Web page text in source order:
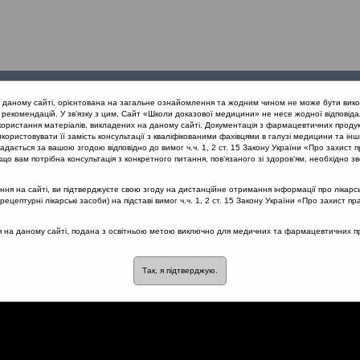
заходи
проекту
на стан здоров'я населення та звертання до закладів
медицині
даному сайті, орієнтована на загальне ознайомлення та жодним чином не може бути
У зв’язку з цим, Сайт «Школи доказової медицини» не несе жодної
матеріалів, викладених на даному сайті. Документація з фармацевтичних
її замість консультації з кваліфікованими фахівцями в галузі медицини та
за вашою згодою відповідно до вимог ч.ч. 1, 2 ст. 15 Закону України «Про захист
потрібна консультація з конкретного питання, пов’язаного зі здоров’ям, необхідно
на сайті, ви підтверджуєте свою згоду на дистанційне отримання інформації про
лікарські засоби) на підставі вимог ч.ч. 1, 2 ст. 15 Закону України «Про захист
на даному сайті, подана з освітньою метою виключно для медичних та фармацевтичних
Так, я підтверджую.